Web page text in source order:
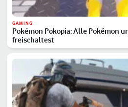
GAMING
Pokémon Pokopia: Alle Pokémon
freischaltest